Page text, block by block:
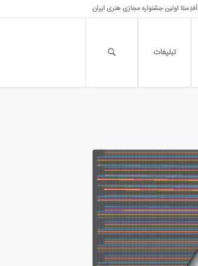
اَفدِستا اولین جشنواره مجازی هنری ایران
تبلیغات